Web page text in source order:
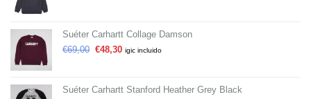
Suéter Carhartt Collage Damson
€69,00 €48,30 igic incluido
Suéter Carhartt Stanford Heather Grey Black